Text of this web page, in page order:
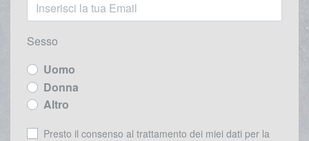
Sesso
Uomo
Donna
Altro
Presto il consenso al trattamento dei miei dati per la